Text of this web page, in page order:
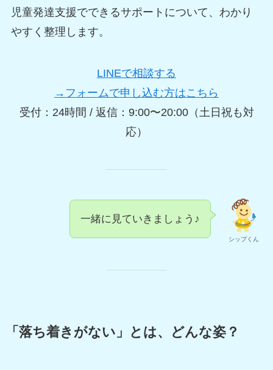
児童発達支援でできるサポートについて、わかり
やすく整理します。
LINEで相談する
→フォームで申し込む方はこちら
受付：24時間 / 返信：9:00〜20:00（土日祝も対
応）
シップくん
一緒に見ていきましょう♪
「落ち着きがない」とは、どんな姿？